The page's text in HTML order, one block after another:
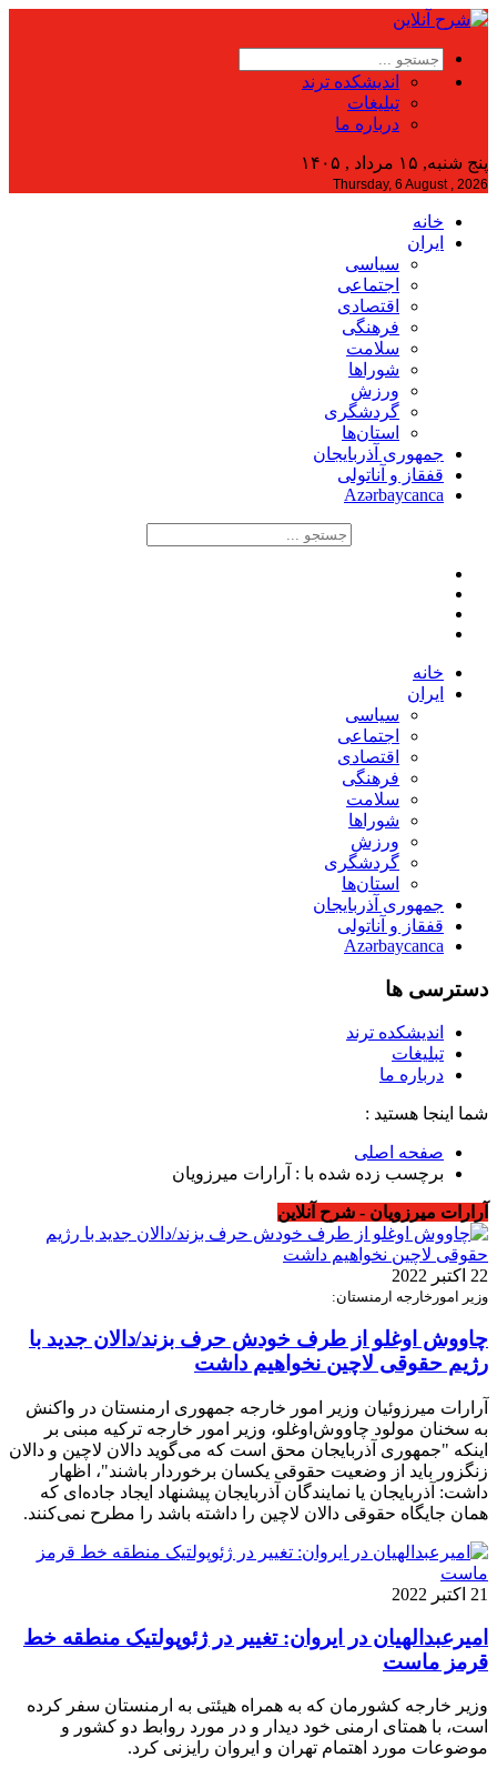
اندیشکده ترند
تبلیغات
درباره ما
پنج شنبه, ۱۵ مرداد , ۱۴۰۵
Thursday, 6 August , 2026
خانه
ایران
سیاسی
اجتماعی
اقتصادی
فرهنگی
سلامت
شوراها
ورزش
گردشگری
استان‌ها
جمهوری آذربایجان
قفقاز و آناتولی
Azərbaycanca
خانه
ایران
سیاسی
اجتماعی
اقتصادی
فرهنگی
سلامت
شوراها
ورزش
گردشگری
استان‌ها
جمهوری آذربایجان
قفقاز و آناتولی
Azərbaycanca
دسترسی ها
اندیشکده ترند
تبلیغات
درباره ما
شما اینجا هستید :
صفحه اصلی
برچسب زده شده با : آرارات میرزویان
آرارات میرزویان - شرح آنلاین
22 اکتبر 2022
وزیر امورخارجه ارمنستان:
چاووش اوغلو از طرف خودش حرف بزند/دالان جدید با
رژیم حقوقی لاچین نخواهیم داشت
آرارات میرزوئیان وزیر امور خارجه جمهوری ارمنستان در واکنش
به سخنان مولود چاووش‌اوغلو، وزیر امور خارجه ترکیه مبنی بر
اینکه "جمهوری آذربایجان محق است که می‌گوید دالان لاچین و دالان
زنگزور باید از وضعیت حقوقی یکسان برخوردار باشند"، اظهار
داشت: آذربایجان یا نمایندگان آذربایجان پیشنهاد ایجاد جاده‌ای که
همان جایگاه حقوقی دالان لاچین را داشته باشد را مطرح نمی‌کنند.
21 اکتبر 2022
امیرعبدالهیان در ایروان: تغییر در ژئوپولتیک منطقه خط
قرمز ماست
وزیر خارجه کشورمان که به همراه هیئتی به ارمنستان سفر کرده
است، با همتای ارمنی خود دیدار و در مورد روابط دو کشور و
موضوعات مورد اهتمام تهران و ایروان رایزنی کرد.